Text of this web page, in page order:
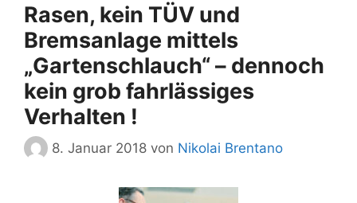
Rasen, kein TÜV und
Bremsanlage mittels
„Gartenschlauch“ – dennoch
kein grob fahrlässiges
Verhalten !
8. Januar 2018 von Nikolai Brentano